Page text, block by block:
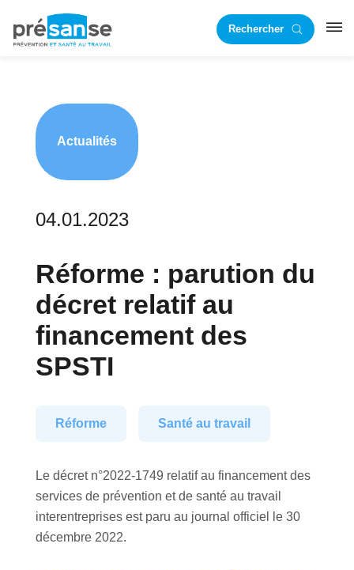
principale
RechercherRST
Actualités
04.01.2023
Réforme : parution du
décret relatif au
financement des
SPSTI
Réforme Santé au travail
Le décret n°2022-1749 relatif au financement des
services de prévention et de santé au travail
interentreprises est paru au journal officiel le 30
décembre 2022.